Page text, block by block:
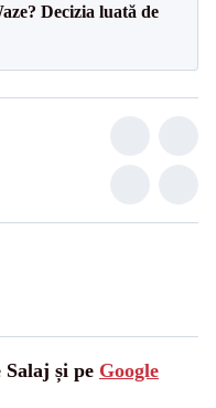
Decizia luată de
și pe Google